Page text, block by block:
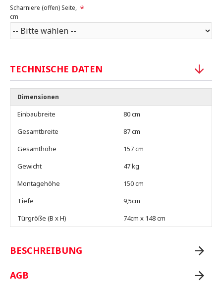
Scharniere (offen) Seite,
cm
TECHNISCHE DATEN
Dimensionen
Einbaubreite
80 cm
Gesamtbreite
87 cm
Gesamthöhe
157 cm
Gewicht
47 kg
Montagehöhe
150 cm
Tiefe
9,5cm
Türgröße (B x H)
74cm x 148 cm
BESCHREIBUNG
AGB